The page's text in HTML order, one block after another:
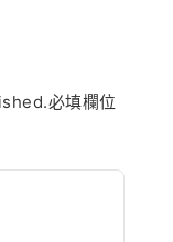
必填欄位